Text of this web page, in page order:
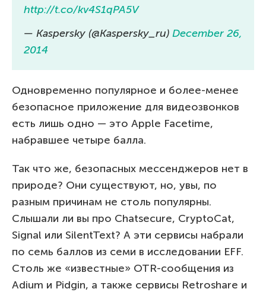
http://t.co/kv4S1qPA5V
— Kaspersky (@Kaspersky_ru) December 26,
2014
Одновременно популярное и более-менее
безопасное приложение для видеозвонков
есть лишь одно — это Apple Facetime,
набравшее четыре балла.
Так что же, безопасных мессенджеров нет в
природе? Они существуют, но, увы, по
разным причинам не столь популярны.
Слышали ли вы про Chatsecure, CryptoCat,
Signal или SilentText? А эти сервисы набрали
по семь баллов из семи в исследовании EFF.
Столь же «известные» OTR-сообщения из
Adium и Pidgin, а также сервисы Retroshare и